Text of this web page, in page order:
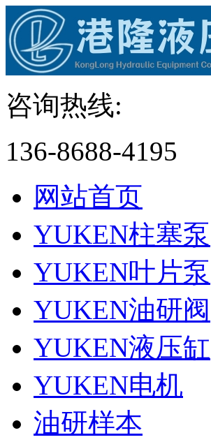
咨询热线:
136-8688-4195
网站首页
YUKEN柱塞泵
YUKEN叶片泵
YUKEN油研阀
YUKEN液压缸
YUKEN电机
油研样本